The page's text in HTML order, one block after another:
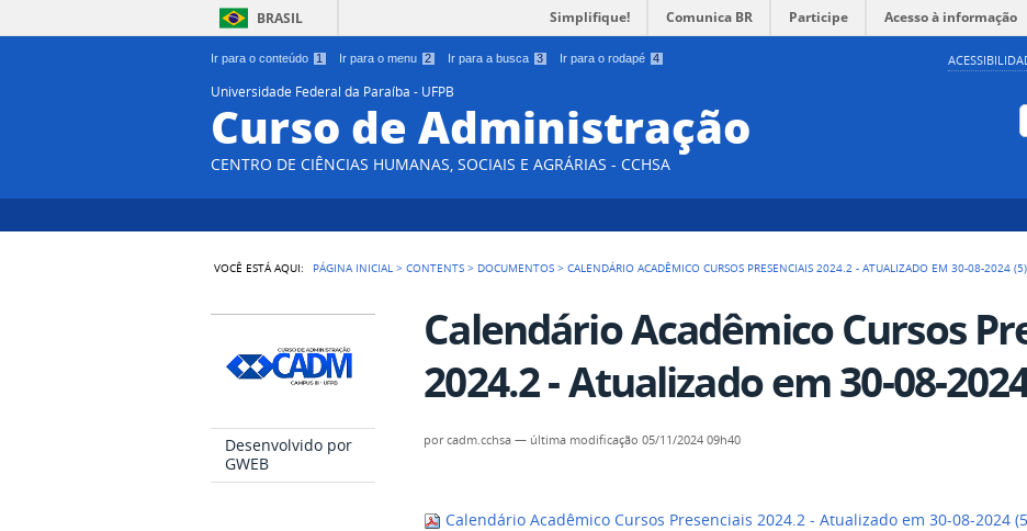
Ir para o conteúdo 1 Ir para o menu 2 Ir para a busca 3 Ir para o rodapé 4
BRASIL Simplifique! Comunica BR Participe Acesso à informação
Universidade Federal da Paraíba - UFPB
Curso de Administração
CENTRO DE CIÊNCIAS HUMANAS, SOCIAIS E AGRÁRIAS - CCHSA
VOCÊ ESTÁ AQUI: PÁGINA INICIAL >CONTENTS > DOCUMENTOS >CALENDÁRIO ACADÊMICO CURSOS PRESENCIAIS 2024.2 - ATUALIZADO EM 30-08-2024
Desenvolvido por
GWEB
Calendário Acadêmico Cursos
2024.2 - Atualizado em 30-08-
porcadm.cchsa — última modificação 05/11/2024 09h40
Calendário Acadêmico Cursos Presenciais 2024.2 - Atualizado em 30-08-2024